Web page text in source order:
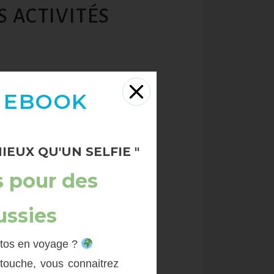
ACTIVITÉS
!
comme destination.
club?”
QU'UN SELFIE "
pour des
en voyage ?
vous connaitrez